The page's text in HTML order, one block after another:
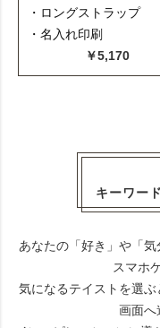
・ロングストラップ
・名入れ印刷
￥5,170
キーワー
あなたの「好き」や「
スマホ
気になるテイストを選
画面へ